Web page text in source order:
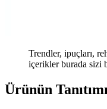
Trendler, ipuçları,
içerikler burada sizi
Ürünün